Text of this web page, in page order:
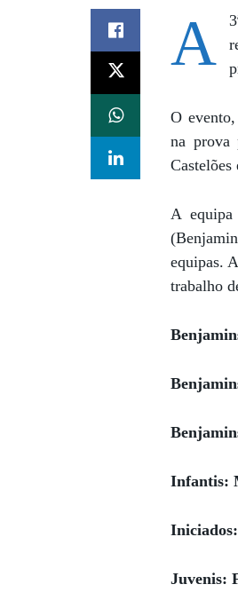
A
O
na prova
A equipa
equipas.
trabalho
Infantis:
Juvenis: